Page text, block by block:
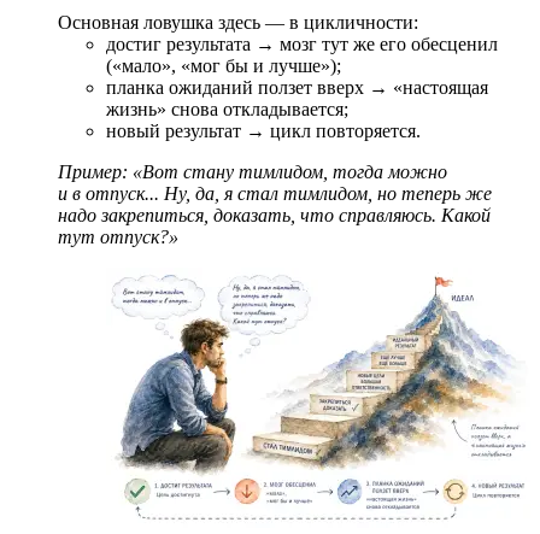
Основная ловушка здесь — в цикличности:
достиг результата → мозг тут же его обесценил
(«мало», «мог бы и лучше»);
планка ожиданий ползет вверх → «настоящая
жизнь» снова откладывается;
новый результат → цикл повторяется.
Пример: «Вот стану тимлидом, тогда можно
и в отпуск... Ну, да, я стал тимлидом, но теперь же
надо закрепиться, доказать, что справляюсь. Какой
тут отпуск?»